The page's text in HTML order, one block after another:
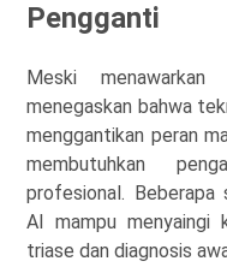
Pengganti
Meski menawarkan
menegaskan bahwa
menggantikan peran
membutuhkan
profesional. Beberapa
AI mampu menyaingi
triase dan diagnosis